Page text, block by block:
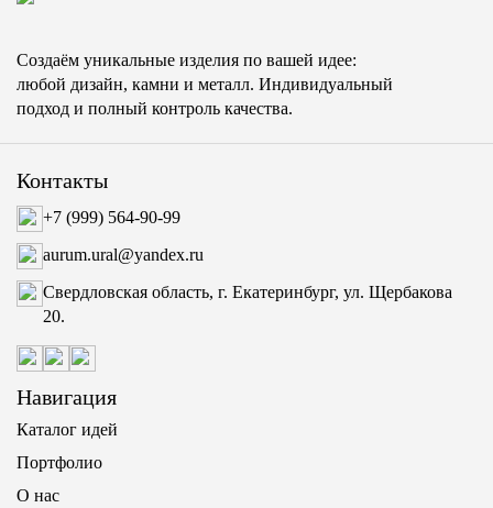
Создаём уникальные изделия по вашей идее:
любой дизайн, камни и металл. Индивидуальный
подход и полный контроль качества.
Контакты
+7 (999) 564-90-99
aurum.ural@yandex.ru
Свердловская область, г. Екатеринбург, ул. Щербакова
20.
Навигация
Каталог идей
Портфолио
О нас